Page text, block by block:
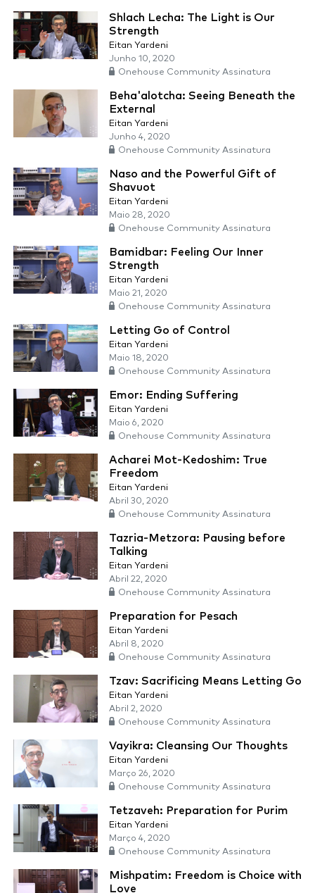
Shlach Lecha: The Light is Our
Strength
Eitan Yardeni
Junho 10, 2020
Onehouse Community Assinatura
Beha'alotcha: Seeing Beneath the
External
Eitan Yardeni
Junho 4, 2020
Onehouse Community Assinatura
Naso and the Powerful Gift of
Shavuot
Eitan Yardeni
Maio 28, 2020
Onehouse Community Assinatura
Bamidbar: Feeling Our Inner
Strength
Eitan Yardeni
Maio 21, 2020
Onehouse Community Assinatura
Letting Go of Control
Eitan Yardeni
Maio 18, 2020
Onehouse Community Assinatura
Emor: Ending Suffering
Eitan Yardeni
Maio 6, 2020
Onehouse Community Assinatura
Acharei Mot-Kedoshim: True
Freedom
Eitan Yardeni
Abril 30, 2020
Onehouse Community Assinatura
Tazria-Metzora: Pausing before
Talking
Eitan Yardeni
Abril 22, 2020
Onehouse Community Assinatura
Preparation for Pesach
Eitan Yardeni
Abril 8, 2020
Onehouse Community Assinatura
Tzav: Sacrificing Means Letting Go
Eitan Yardeni
Abril 2, 2020
Onehouse Community Assinatura
Vayikra: Cleansing Our Thoughts
Eitan Yardeni
Março 26, 2020
Onehouse Community Assinatura
Tetzaveh: Preparation for Purim
Eitan Yardeni
Março 4, 2020
Onehouse Community Assinatura
Mishpatim: Freedom is Choice with
Love